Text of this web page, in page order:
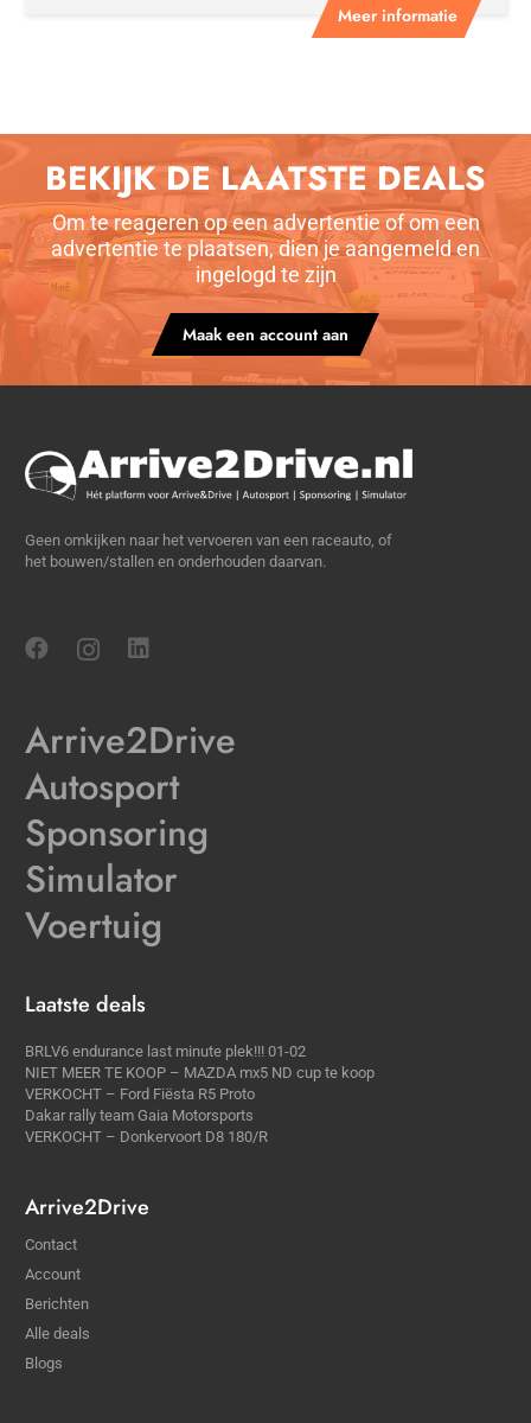
Meer informatie
BEKIJK DE LAATSTE DEALS
Om te reageren op een advertentie of om een
advertentie te plaatsen, dien je aangemeld en
ingelogd te zijn
Maak een account aan
Geen omkijken naar het vervoeren van een raceauto, of
het bouwen/stallen en onderhouden daarvan.
Arrive2Drive
Autosport
Sponsoring
Simulator
Voertuig
Laatste deals
BRLV6 endurance last minute plek!!! 01-02
NIET MEER TE KOOP – MAZDA mx5 ND cup te koop
VERKOCHT – Ford Fiësta R5 Proto
Dakar rally team Gaia Motorsports
VERKOCHT – Donkervoort D8 180/R
Arrive2Drive
Contact
Account
Berichten
Alle deals
Blogs